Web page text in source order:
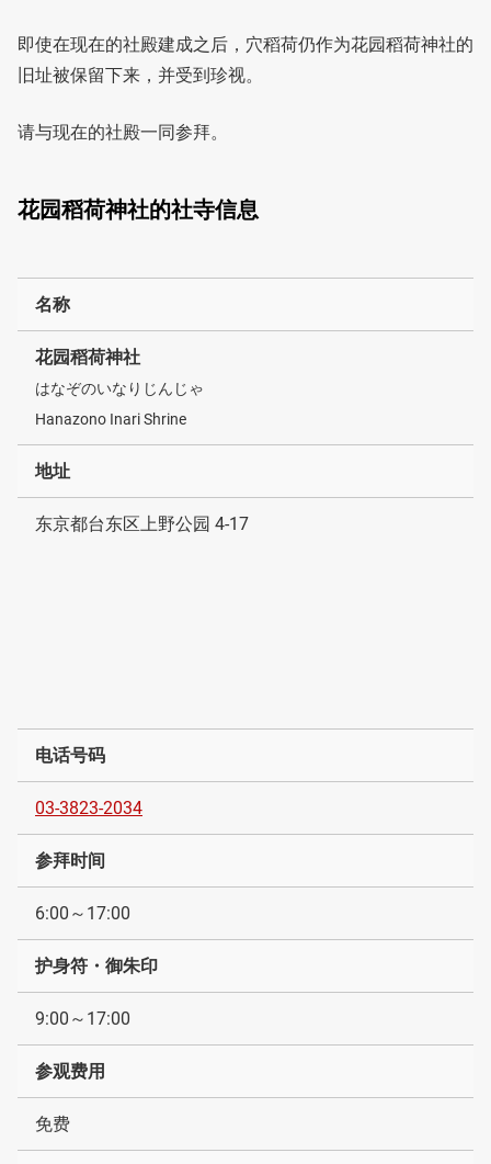
即使在现在的社殿建成之后，穴稻荷仍作为花园稻荷神社的
旧址被保留下来，并受到珍视。
请与现在的社殿一同参拜。
花园稻荷神社的社寺信息
名称
花园稻荷神社
はなぞのいなりじんじゃ
Hanazono Inari Shrine
地址
东京都台东区上野公园 4-17
电话号码
03-3823-2034
参拜时间
6:00～17:00
护身符・御朱印
9:00～17:00
参观费用
免费